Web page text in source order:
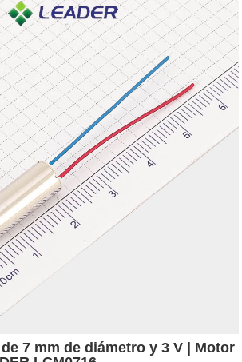
7 mm de diámetro y 3 V | Motor